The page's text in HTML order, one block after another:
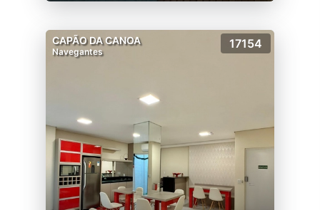
CAPÃO DA CANOA
Navegantes
17154